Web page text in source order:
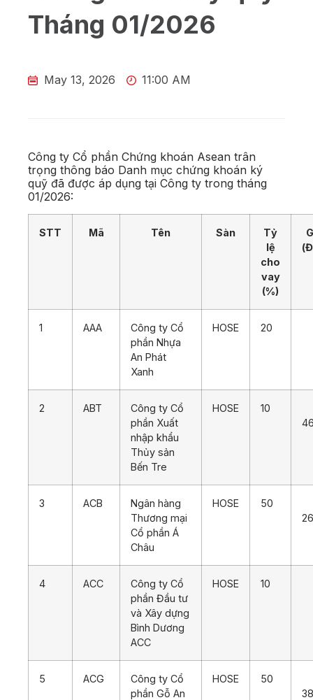
Tháng 01/2026
May 13, 2026 11:00 AM
Công ty Cổ phần Chứng khoán Asean trân
trọng thông báo Danh mục chứng khoán ký
quỹ đã được áp dụng tại Công ty trong tháng
01/2026:
STT Mã Tên Sàn
Tỷ
lệ
cho
vay
(%)
1 AAA
Công ty Cổ
phần Nhựa
An Phát
Xanh
HOSE 20
2 ABT
Công ty Cổ
phần Xuất
nhập khẩu
Thủy sản
Bến Tre
HOSE
10
3 ACB
Ngân hàng
Thương mại
Cổ phần Á
Châu
HOSE
50
4 ACC
Công ty Cổ
phần Đầu tư
và Xây dựng
Bình Dương
ACC
HOSE 10
5 ACG
Công ty Cổ
phần Gỗ An
HOSE
50